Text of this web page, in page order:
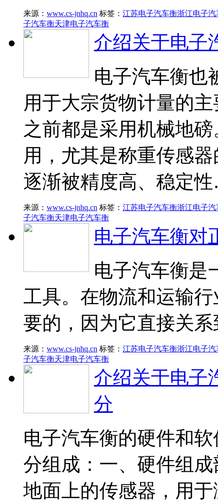
来源： www.cs-jnhq.cn 标签： 江苏电子汽车衡浙江电子汽
子汽车衡天津电子汽车衡
介绍关于电子
电子汽车衡也
用于大宗货物计量的
之前都是采用机械地
用，尤其是称重传感
逐渐被精度高、稳定
来源： www.cs-jnhq.cn 标签： 江苏电子汽车衡浙江电子汽
子汽车衡天津电子汽车衡
电子汽车衡对
电子汽车衡是
工具。在物流和运输
要的，因为它直接关
来源： www.cs-jnhq.cn 标签： 江苏电子汽车衡浙江电子汽
子汽车衡天津电子汽车衡
介绍关于电子
分
电子汽车衡的硬件和
分组成：一、硬件组
地面上的传感器，用